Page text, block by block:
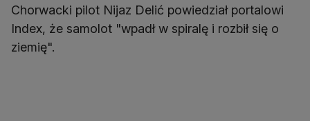
Chorwacki pilot Nijaz Delić powiedział portalowi
Index, że samolot "wpadł w spiralę i rozbił się o
ziemię".